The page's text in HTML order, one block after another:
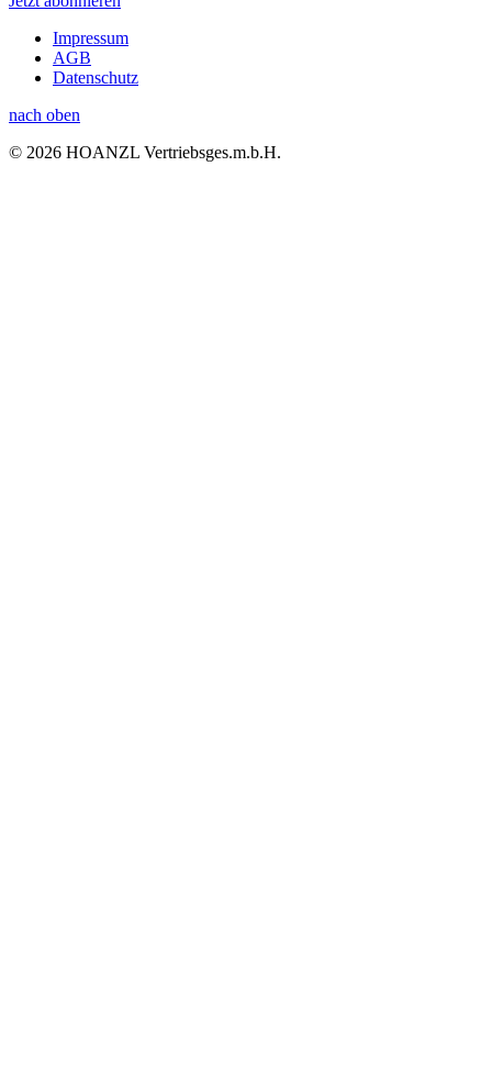
Impressum
AGB
Datenschutz
nach oben
© 2026 HOANZL Vertriebsges.m.b.H.